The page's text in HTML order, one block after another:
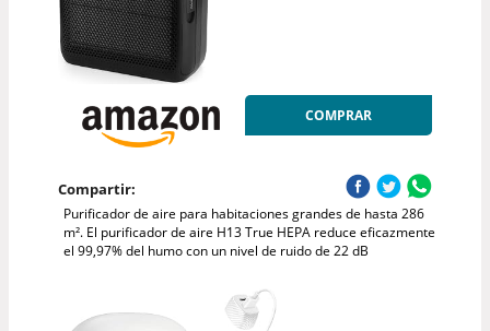
COMPRAR
Compartir:
Purificador de aire para habitaciones grandes de hasta 286
m². El purificador de aire H13 True HEPA reduce eficazmente
el 99,97% del humo con un nivel de ruido de 22 dB